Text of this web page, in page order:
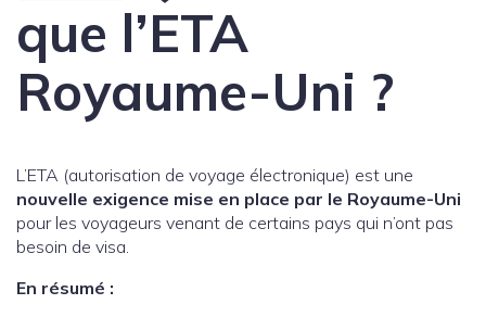
que l’ETA
Royaume-Uni ?
L’ETA (autorisation de voyage électronique) est une
nouvelle exigence mise en place par le Royaume-Uni
pour les voyageurs venant de certains pays qui n’ont pas
besoin de visa.
En résumé :